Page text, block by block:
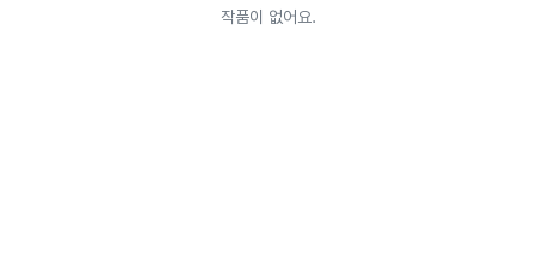
작품이 없어요.